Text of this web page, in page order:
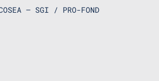
COSEA – SGI / PRO-FOND